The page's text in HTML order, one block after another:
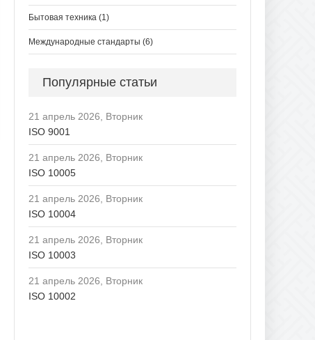
Бытовая техника (1)
Международные стандарты (6)
Популярные статьи
21 апрель 2026, Вторник
ISO 9001
21 апрель 2026, Вторник
ISO 10005
21 апрель 2026, Вторник
ISO 10004
21 апрель 2026, Вторник
ISO 10003
21 апрель 2026, Вторник
ISO 10002